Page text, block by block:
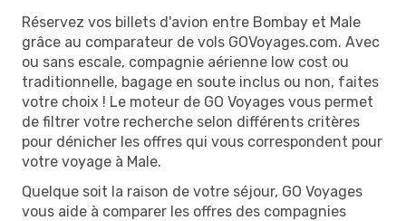
Réservez vos billets d'avion entre Bombay et Male
grâce au comparateur de vols GOVoyages.com. Avec
ou sans escale, compagnie aérienne low cost ou
traditionnelle, bagage en soute inclus ou non, faites
votre choix ! Le moteur de GO Voyages vous permet
de filtrer votre recherche selon différents critères
pour dénicher les offres qui vous correspondent pour
votre voyage à Male.
Quelque soit la raison de votre séjour, GO Voyages
vous aide à comparer les offres des compagnies